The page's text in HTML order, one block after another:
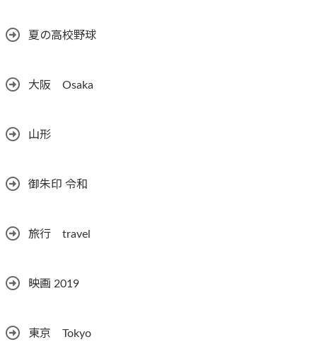
夏の高校野球
大阪 Osaka
山形
御朱印 令和
旅行 travel
映画 2019
東京 Tokyo